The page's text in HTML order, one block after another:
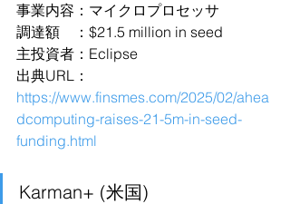
事業内容：マイクロプロセッサ
調達額　：$21.5 million in seed
主投資者：Eclipse
出典URL：
https://www.finsmes.com/2025/02/ahea
dcomputing-raises-21-5m-in-seed-
funding.html
Karman+ (米国)